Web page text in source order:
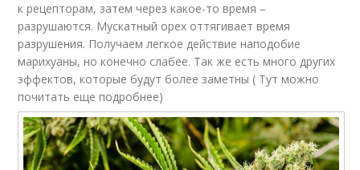
к рецепторам, затем через какое-то время –
разрушаются. Мускатный орех оттягивает время
разрушения. Получаем легкое действие наподобие
марихуаны, но конечно слабее. Так же есть много других
эффектов, которые будут более заметны ( Тут можно
почитать еще подробнее)